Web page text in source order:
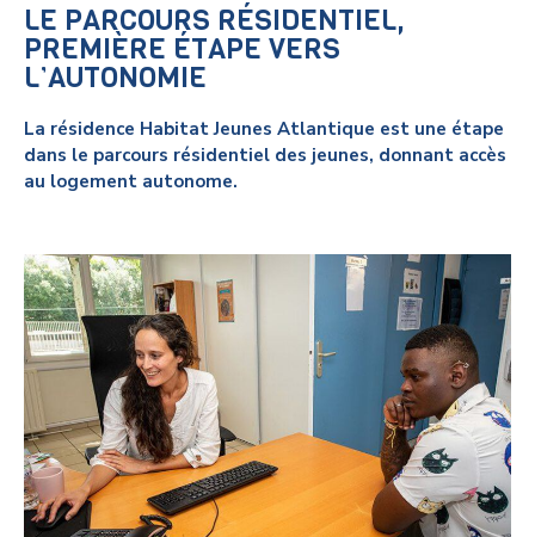
LE PARCOURS RÉSIDENTIEL,
PREMIÈRE ÉTAPE VERS
L’AUTONOMIE
La résidence Habitat Jeunes Atlantique est une étape
dans le parcours résidentiel des jeunes, donnant accès
au logement autonome.